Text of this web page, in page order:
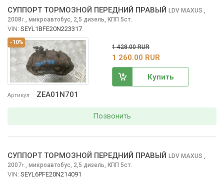
-10%
Артикул ZEA01N701
СУППОРТ ТОРМОЗНОЙ ПЕРЕДНИЙ ПРАВЫЙ LDV MAXUS ,
2008г., микроавтобус, 2,5 дизель, КПП 5ст.
VIN: SEYL1BFE20N223317
1 428.00 RUR
1 260.00 RUR
Купить
Позвонить
СУППОРТ ТОРМОЗНОЙ ПЕРЕДНИЙ ПРАВЫЙ LDV MAXUS ,
2007г., микроавтобус, 2,5 дизель, КПП 5ст.
VIN: SEYL6PFE20N214091